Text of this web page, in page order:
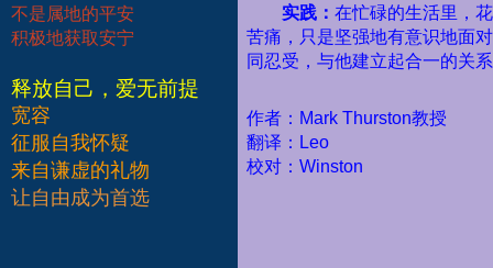
不是属地的平安
积极地获取安宁
释放自己，爱无前提
宽容
征服自我怀疑
来自谦虚的礼物
让自由成为首选
实践：在忙碌的生活里，
苦痛，只是坚强地有意识地面
同忍受，与他建立起合一的关
作者：Mark Thurston教授
翻译：Leo
校对：Winston